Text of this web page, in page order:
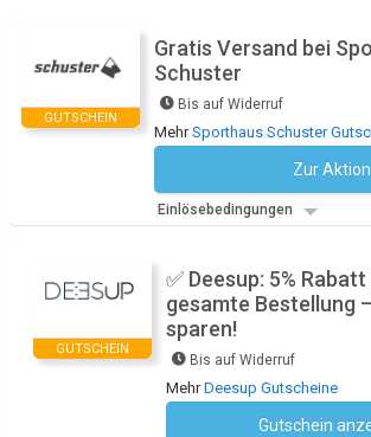
GUTSCHEIN
Gratis Versand bei
Schuster
Bis auf Widerruf
MehrSporthaus Schuster
Zur Aktion
Einlösebedingungen
GUTSCHEIN
✅ Deesup: 5%
gesamte Bestellung
sparen!
Bis auf Widerruf
MehrDeesup Gutscheine
Gutschein